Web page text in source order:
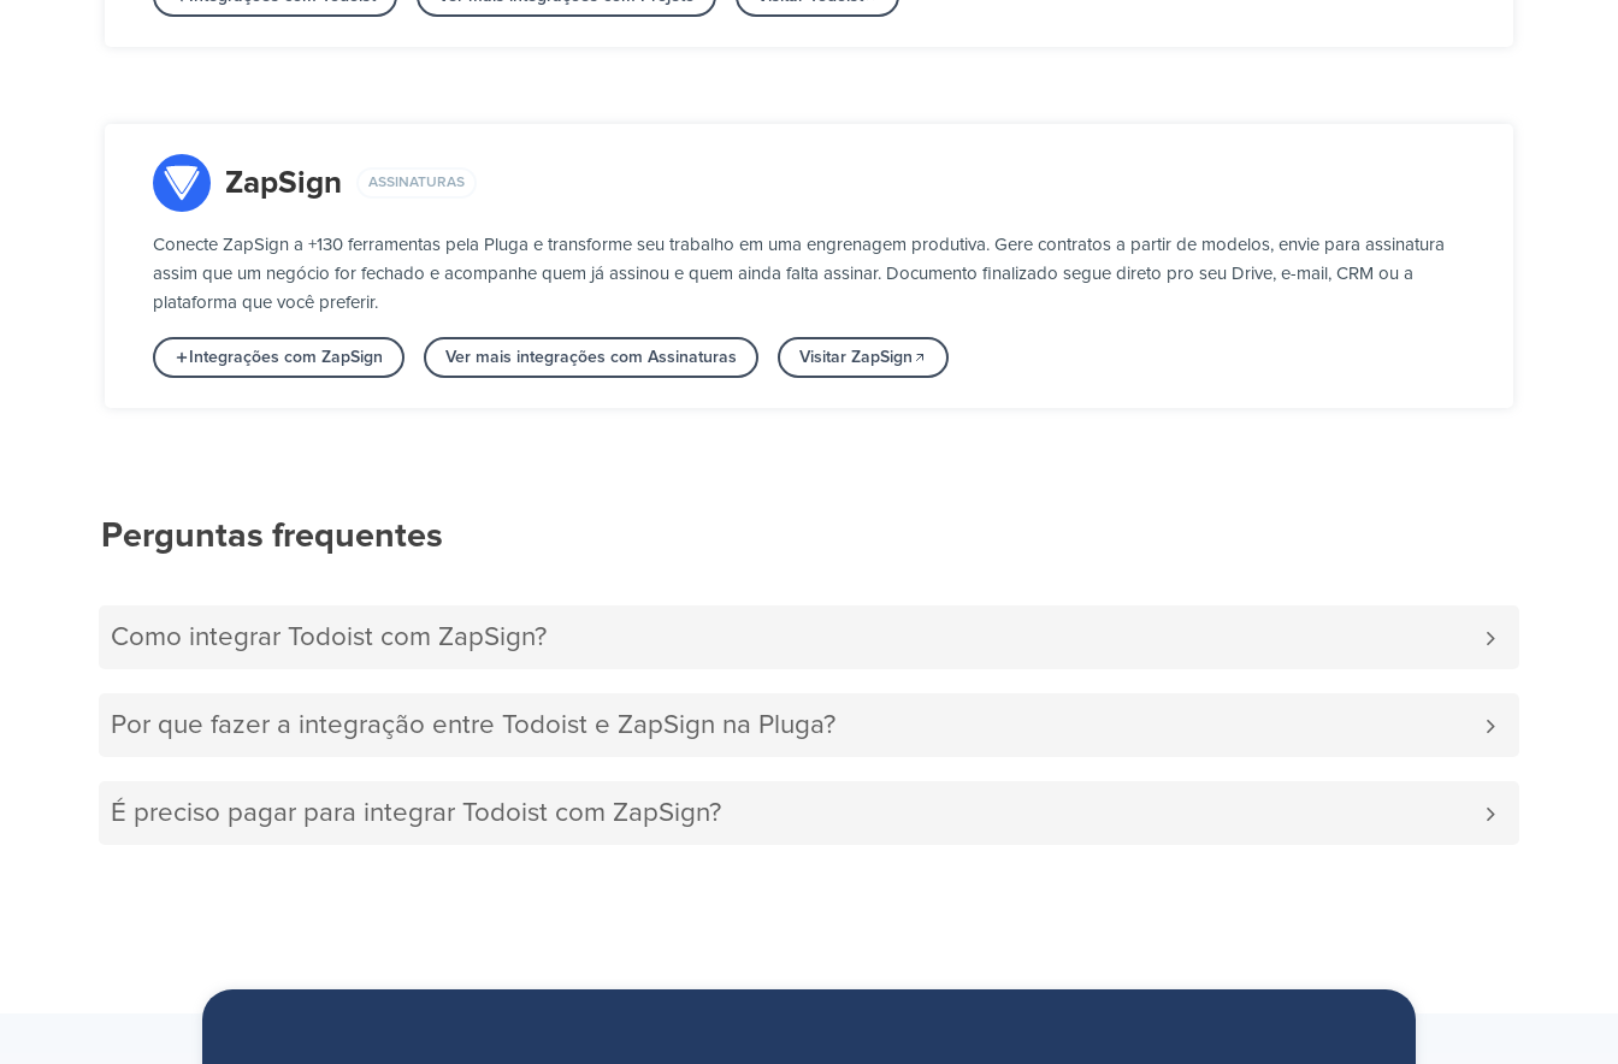
ZapSign ASSINATURAS
Conecte ZapSign a +130 ferramentas pela Pluga e transforme seu trabalho em uma engrenagem produtiva. Gere contratos a partir de modelos, envie para assinatura
assim que um negócio for fechado e acompanhe quem já assinou e quem ainda falta assinar. Documento finalizado segue direto pro seu Drive, e-mail, CRM ou a
plataforma que você preferir.
Integrações com ZapSign Ver mais integrações com Assinaturas Visitar ZapSign
Perguntas frequentes
Como integrar Todoist com ZapSign?
Por que fazer a integração entre Todoist e ZapSign na Pluga?
É preciso pagar para integrar Todoist com ZapSign?